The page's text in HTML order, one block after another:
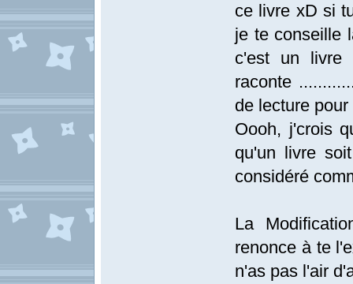
ce livre xD si
je te conseille
c'est un livre
raconte
de lecture
Oooh, j'crois
qu'un livre
considéré
La
renonce à te
n'as pas l'air